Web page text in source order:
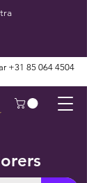
+31 85 064 4504